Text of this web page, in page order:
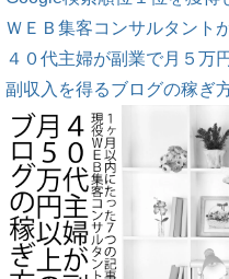
ＷＥＢ集客コンサルタント
４０代主婦が副業で月５万
副収入を得るブログの稼ぎ方